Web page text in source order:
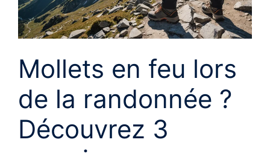
Mollets en feu lors
de la randonnée ?
Découvrez 3